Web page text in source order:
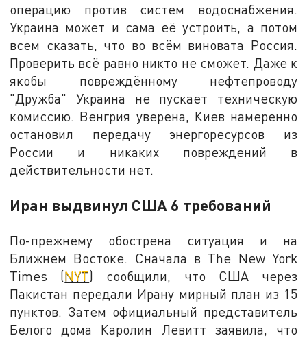
операцию против систем водоснабжения.
Украина может и сама её устроить, а потом
всем сказать, что во всём виновата Россия.
Проверить всё равно никто не сможет. Даже к
якобы повреждённому нефтепроводу
"Дружба" Украина не пускает техническую
комиссию. Венгрия уверена, Киев намеренно
остановил передачу энергоресурсов из
России и никаких повреждений в
действительности нет.
Иран выдвинул США 6 требований
По-прежнему обострена ситуация и на
Ближнем Востоке. Сначала в The New York
Times (NYT) сообщили, что США через
Пакистан передали Ирану мирный план из 15
пунктов. Затем официальный представитель
Белого дома Каролин Левитт заявила, что